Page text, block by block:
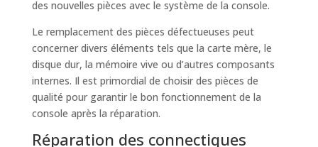
des nouvelles pièces avec le système de la console.
Le remplacement des pièces défectueuses peut
concerner divers éléments tels que la carte mère, le
disque dur, la mémoire vive ou d’autres composants
internes. Il est primordial de choisir des pièces de
qualité pour garantir le bon fonctionnement de la
console après la réparation.
Réparation des connectiques